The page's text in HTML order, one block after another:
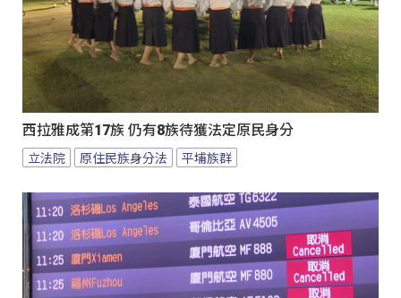
西拉雅成第17族 仍有8族待獲法定原民身分
立法院 原住民族身分法 平埔族群